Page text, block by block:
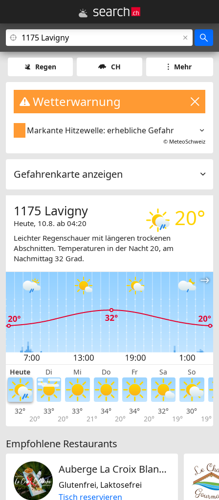
Regen CH Mehr
Wetterwarnung
Markante Hitzewelle: erhebliche Gefahr
© MeteoSchweiz
Gefahrenkarte anzeigen
20°
1175 Lavigny
Heute, 10.8. ab 04:20
Leichter Regenschauer mit längeren trockenen
Abschnitten. Temperaturen in der Nacht 20, am
Nachmittag 32 Grad.
Heute Di Mi Do Fr Sa So
32°
20°
33°
20°
33°
21°
34°
20°
34°
20°
32°
19°
30°
19°
Empfohlene Restaurants
Auberge La Croix Blanche
Glutenfrei, Laktosefrei
Tisch reservieren